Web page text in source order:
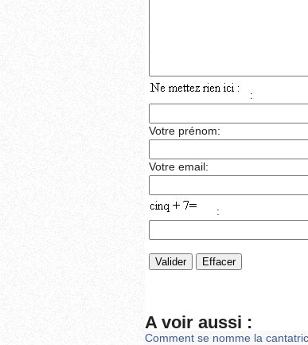
:
Votre prénom:
Votre email:
:
A voir aussi :
Comment se nomme la